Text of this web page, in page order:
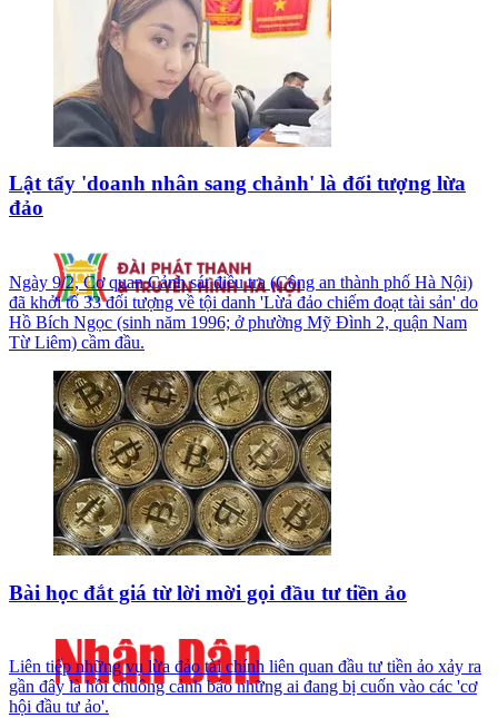
Lật tẩy 'doanh nhân sang chảnh' là đối tượng lừa
đảo
Ngày 9/2, Cơ quan Cảnh sát điều tra (Công an thành phố Hà Nội)
đã khởi tố 33 đối tượng về tội danh 'Lừa đảo chiếm đoạt tài sản' do
Hồ Bích Ngọc (sinh năm 1996; ở phường Mỹ Đình 2, quận Nam
Từ Liêm) cầm đầu.
Bài học đắt giá từ lời mời gọi đầu tư tiền ảo
Liên tiếp những vụ lừa đảo tài chính liên quan đầu tư tiền ảo xảy ra
gần đây là hồi chuông cảnh báo những ai đang bị cuốn vào các 'cơ
hội đầu tư ảo'.